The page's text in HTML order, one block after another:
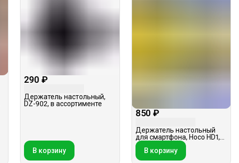
290 ₽
Держатель настольный,
DZ-902, в ассортименте
В корзину
850 ₽
Держатель настольный
для смартфона, Hoco HD1,
черный
В корзину